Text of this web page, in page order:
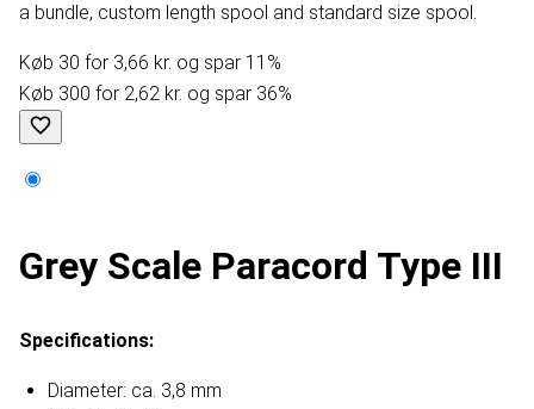
a bundle, custom length spool and standard size spool.
Køb 30 for 3,66 kr. og spar 11%
Køb 300 for 2,62 kr. og spar 36%
Grey Scale Paracord Type III
Specifications:
Diameter: ca. 3,8 mm